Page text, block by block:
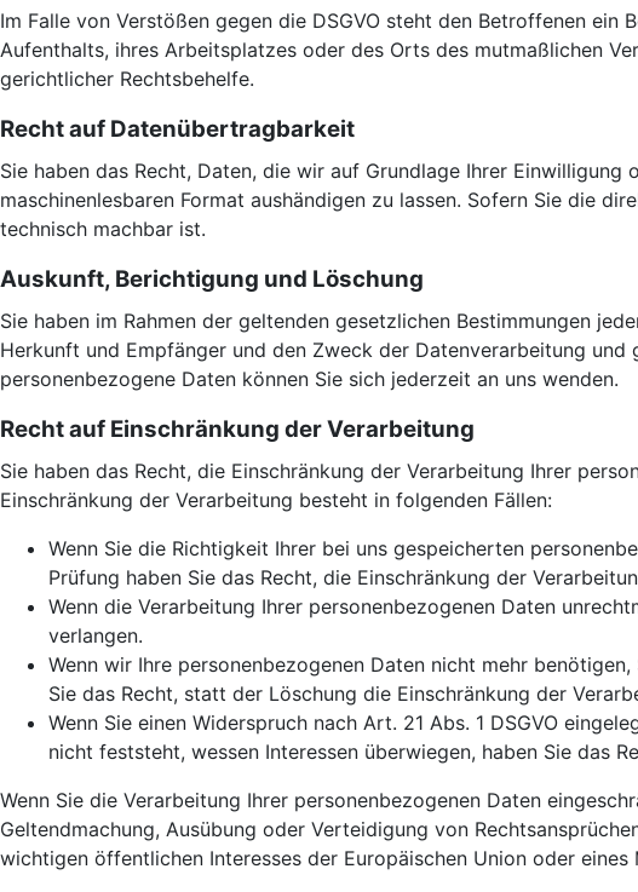
Im Falle von Verstößen gegen die DSGVO steht den Betroffenen
Aufenthalts, ihres Arbeitsplatzes oder des Orts des mutmaßlichen
gerichtlicher Rechtsbehelfe.
Recht auf Daten­übertrag­barkeit
Sie haben das Recht, Daten, die wir auf Grundlage Ihrer
maschinenlesbaren Format aushändigen zu lassen. Sofern Sie die
technisch machbar ist.
Auskunft, Berichtigung und Löschung
Sie haben im Rahmen der geltenden gesetzlichen Bestimmungen
Herkunft und Empfänger und den Zweck der Datenverarbeitung
personenbezogene Daten können Sie sich jederzeit an uns wenden.
Recht auf Einschränkung der Verarbeitung
Sie haben das Recht, die Einschränkung der Verarbeitung Ihrer
Einschränkung der Verarbeitung besteht in folgenden Fällen:
Wenn Sie die Richtigkeit Ihrer bei uns gespeicherten
Prüfung haben Sie das Recht, die Einschränkung der
Wenn die Verarbeitung Ihrer personenbezogenen Daten
verlangen.
Wenn wir Ihre personenbezogenen Daten nicht mehr
Sie das Recht, statt der Löschung die Einschränkung der
Wenn Sie einen Widerspruch nach Art. 21 Abs. 1 DSGVO
nicht feststeht, wessen Interessen überwiegen, haben Sie das
Wenn Sie die Verarbeitung Ihrer personenbezogenen Daten
Geltendmachung, Ausübung oder Verteidigung von
wichtigen öffentlichen Interesses der Europäischen Union oder